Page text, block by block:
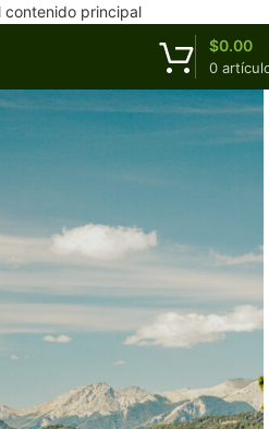
contenido principal
0
$0.00